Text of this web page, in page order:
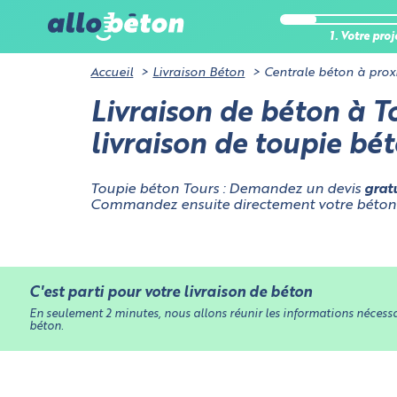
1. Votre
Accueil Livraison Béton Centrale béton à
Livraison de béton à
livraison de toupie
Toupie béton Tours : Demandez un devis
Commandez ensuite directement votre
C'est parti pour votre livraison de béton
En seulement 2 minutes, nous allons réunir les informations
béton.
Certains
pas de
utilisation,
Cookies
du site et à